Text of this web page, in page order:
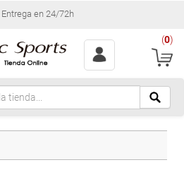
Entrega en 24/72h
(0)